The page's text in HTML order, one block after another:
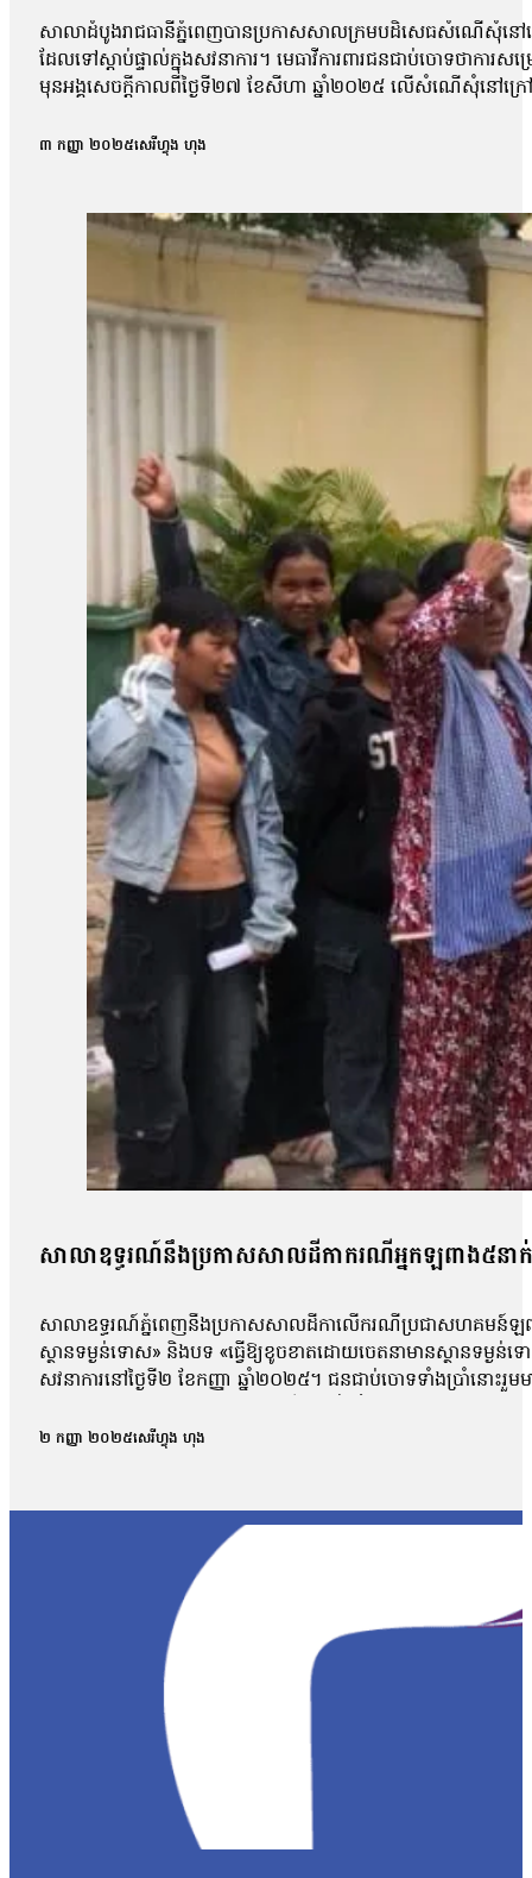
សាលាដំបូងរាជធានីភ្នំពេញបានប្រកាសសាលក្រមបដិសេធសំណើសុំនៅក្
ដែលទៅស្ដាប់ផ្ទាល់ក្នុងសវនាការ។ មេធាវីការពារជនជាប់ចោទថាកា
មុនអង្គសេចក្ដីកាលពីថ្ងៃទី២៧ ខែសីហា ឆ្នាំ២០២៥ លើសំណើសុំនៅក្រ
កិច្ចព្រមព្រៀងសន្តិភាពក្រុងប៉ារីសគឺលោក សឺន ជុំជួន បានថ្លែងប្រាប់
លោកបន្ថែមថា៖ «យើងនៅតែចាត់ទុកថាជាការប៉ះពាល់ទៅលើសិទ្ធិន
ហ្នឹងមានសេរីភាព […]ក្នុងនាមជាមេធាវី យើងមិនអាចទទួលយកបាន
លោកមេធាវីឱ្យដឹងថា តុលាការបានបើកសវនាការអង្គសេចក្ដីល
លទ្ធផលសំណើសុំនៅក្រៅឃុំដែលបានស្នើកាលពីថ្ងៃទី២៧ ខែសីហា។ បង
ស្រីគាត់ និងសកម្មជនឯទៀត ព្រោះការបន្តឃុំខ្លួននេះបានធ្វើឱ្យប៉ះ
របស់បងសាន សិទ្ធ ដែលគាត់ត្រូវទទួលបន្ទុក។ អ៊ីចឹងខ្ញុំគិតថា ទី១ការអ
របស់បងប្រុសគាត់ ហើយអ្នកស្រីស្នើសុំតុលាការពិចារណាដោះលែងលោក
ទៅឱ្យនៅក្រៅឃុំតាមការស្នើសុំរបស់ក្រុមគ្រួសារ ហើយហ្នឹងក៏ជាសិទ្ធិរ
ករណីនេះ មន្រ្តីអង្កេតជាន់ខ្ពស់ នៃសមាគមន៍ការពារសិទ្ធិមនុស្ស និង
ពេលដែលច្បាប់កំណត់។ លោកថារដ្ឋាភិបាល និងតុលាការគួរដោះលែង
ទាន់បើកសវនាការផង ឃុំគាត់រហូតដល់លើសនីតិវិធីនៃការឃុំខ្លួនដែ
បន្ថែម៖ «គួរតែឈប់ធ្វើទុក្ខបុកម្នេញដល់ប្រជាពលរដ្ឋដែលធ្វើការង
សាសន៍របស់គាត់ ជាពិសេសអ្នកដែលធ្វើការងារសង្គមដូចជា២៣តុលា
ក្រោយពីពួកគាត់លើកឡើងពីគុណសម្បត្តិ និងគុណវិបត្តិ នៃការបង្កើត
សន្តិសុខសង្គម» ទាក់ទងនឹងការអធិប្បាយនានាពី CLV មានអ្នក
ដោយក្នុងសំណុំរឿងទី១មានលោក ស៊្រុន ស៊្រន កញ្ញា…
៣ កញ្ញា ២០២៥សេរីហ្វុង ហុង
សាលាឧទ្ធរណ៍នឹងប្រកាសសាលដីកាករណីអ្នកឡពាង៥នាក់
សាលាឧទ្ធរណ៍ភ្នំពេញនឹងប្រកាសសាលដីកាលើករណីប្រជាសហគមន៍ឡពា
ស្ថានទម្ងន់ទោស» និងបទ «ធ្វើឱ្យខូចខាតដោយចេតនាមានស្ថាន
សវនាការនៅថ្ងៃទី២ ខែកញ្ញា ឆ្នាំ២០២៥។ ជនជាប់ចោទទាំងប្រ
កាសែតបន្ទាប់ពីលោកចេញពីសវនាការថា តុលាការបានចោទសួរលោក
មុនមកវាមិនសូវរំពឹងប៉ុន្មានទេ អារឿងតុលាការ រឿងយុត្តិធម៌រឿងនេះ
ប្រជាសហគមន៍វ័យ៤៨ឆ្នាំរូបនេះ ស្នើសុំតុលាការទម្លាក់ចោលបទ
ប្រជាសហគមន៍ឡពាងមួយរូបទៀត ដែលរងបទចោទនេះដែរគឺលោក ស្ងួ
ប្រជាសហគមន៍ឡពាង និងក្រុមហ៊ុនKDC។ លោក ញឿន អះអាងថា រ
«ខ្ញុំអត់សូវសង្ឃឹមប៉ុន្មានទេព្រោះតុលាការអត់បានចុះទៅកន្លែងកើតហ
សម្ដេចបវធិបតី ហ៊ុន ម៉ាណែត សូមឱ្យគាត់ឡើងថ្មីធ្វើនាយករដ្ឋមន្ត្រីម
បាត់បង់ដីធ្លី»។ រីឯភរិយារបស់លោក ស្ងួន ញឿន គឺអ្នកស្រី អុំ សុភី បានច
ដោយសារតែក្រុមហ៊ុនជាអ្នកបំពានមកលើពួកខ្ញុំ បែរជាពួកគាត់មិនមាន
បំផ្លាញរបស់ទ្រព្យគេទេ»។ អ្នកស្រី អុំ សុភី ថាអ្នកស្រីនឹងប្ដឹងបន្តទ
អង្គការលីកាដូលោក អំ សំអាត មានប្រសាសន៍ថា ករណីដីធ្លីនៅភូមិឡព
តំណាងសហគមន៍ និងសមាជិកសហគមន៍ជាច្រើនត្រូវបានជាប់ពន្ធនា
រឿងនៅសាលាឧទ្ធរណ៍នេះ ពួកគាត់គួរត្រូវបានទទួលការលើកលែងច
ខេត្តកំពង់ឆ្នាំង មានជម្លោះដីធ្លីជាមួយក្រុមហ៊ុន ខេ.ឌី.ស៊ី (KDC) ដែ
២ កញ្ញា ២០២៥សេរីហ្វុង ហុង